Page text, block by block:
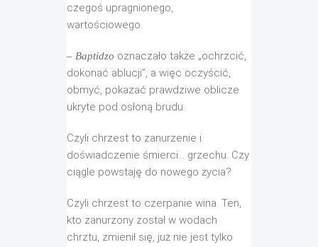
czegoś upragnionego,
wartościowego.
– Baptidzo oznaczało także „ochrzcić,
dokonać ablucji”, a więc oczyścić,
obmyć, pokazać prawdziwe oblicze
ukryte pod osłoną brudu.
Czyli chrzest to zanurzenie i
doświadczenie śmierci… grzechu. Czy
ciągle powstaję do nowego życia?
Czyli chrzest to czerpanie wina. Ten,
kto zanurzony został w wodach
chrztu, zmienił się, już nie jest tylko